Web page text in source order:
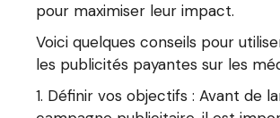
pour maximiser leur impact.
Voici quelques conseils pour
les publicités payantes sur les
Définir vos objectifs : Avant de